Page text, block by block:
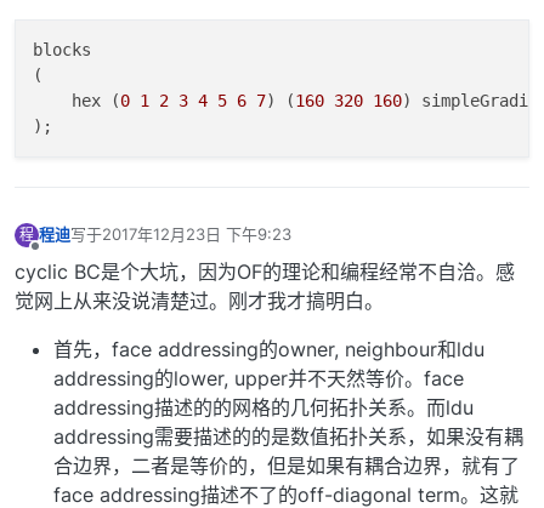
blocks
(
    hex (
0 1 2 3 4 5 6 7) (160 320 160)
程 程迪写于2017年12月23日 下午9:23
最后由 编辑
cyclic BC是个大坑，因为OF的理论和编程经常不自洽。感
觉网上从来没说清楚过。刚才我才搞明白。
首先，face addressing的owner, neighbour和ldu
addressing的lower, upper并不天然等价。face
addressing描述的的网格的几何拓扑关系。而ldu
addressing需要描述的的是数值拓扑关系，如果没有耦
合边界，二者是等价的，但是如果有耦合边界，就有了
face addressing描述不了的off-diagonal term。这就